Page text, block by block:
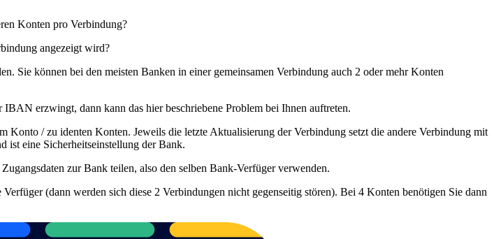
Konten pro Verbindung?
angezeigt wird?
Sie können bei den meisten Banken in einer gemeinsamen Verbindung auch 2 oder mehr Konten
erzwingt, dann kann das hier beschriebene Problem bei Ihnen auftreten.
Konto / zu identen Konten. Jeweils die letzte Aktualisierung der Verbindung setzt die andere Verbindung mit
ist eine Sicherheitseinstellung der Bank.
zur Bank teilen, also den selben Bank-Verfüger verwenden.
(dann werden sich diese 2 Verbindungen nicht gegenseitig stören). Bei 4 Konten benötigen Sie dann